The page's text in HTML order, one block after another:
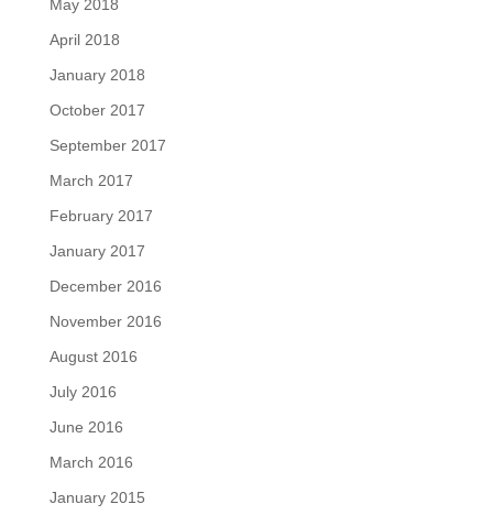
May 2018
April 2018
January 2018
October 2017
September 2017
March 2017
February 2017
January 2017
December 2016
November 2016
August 2016
July 2016
June 2016
March 2016
January 2015